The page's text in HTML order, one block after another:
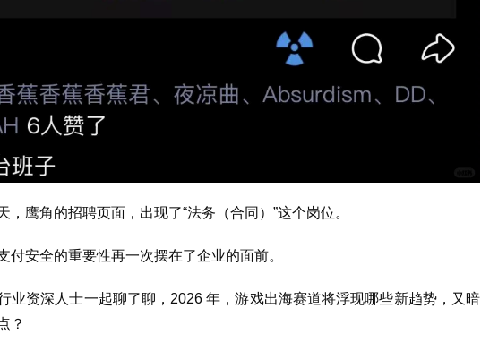
，鹰角的招聘页面，出现了“法务（合同）”这个岗位。
付安全的重要性再一次摆在了企业的面前。
业资深人士一起聊了聊，2026 年，游戏出海赛道将浮现哪些新趋势，又暗
？